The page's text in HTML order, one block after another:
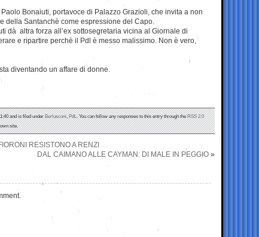
Bonaiuti, portavoce di Palazzo Grazioli, che invita a non
della Santanchè come espressione del Capo.
dà altra forza all’ex sottosegretaria vicina al Giornale di
e ripartire perchè il Pdl è messo malissimo. Non è vero,
diventando un affare di donne.
and is filed underBerlusconi,PdL. You can follow any responses to this entry through theRSS 2.0
site.
RESISTONO A RENZI
DAL CAIMANO ALLE CAYMAN: DI MALE IN PEGGIO »